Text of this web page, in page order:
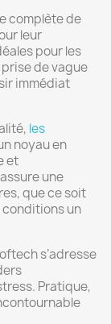
complète de
leur
pour les
de vague
immédiat
les
noyau en
et
une
que ce soit
conditions un
s’adresse
Pratique,